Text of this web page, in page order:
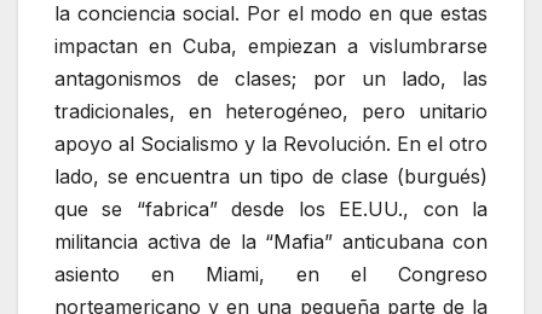
la conciencia social. Por el modo en que estas
impactan en Cuba, empiezan a vislumbrarse
antagonismos de clases; por un lado, las
tradicionales, en heterogéneo, pero unitario
apoyo al Socialismo y la Revolución. En el otro
lado, se encuentra un tipo de clase (burgués)
que se “fabrica” desde los EE.UU., con la
militancia activa de la “Mafia” anticubana con
asiento en Miami, en el Congreso
norteamericano y en una pequeña parte de la